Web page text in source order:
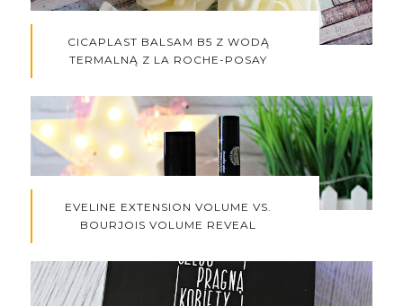
CICAPLAST BALSAM B5 Z WODĄ
TERMALNĄ Z LA ROCHE-POSAY
EVELINE EXTENSION VOLUME VS.
BOURJOIS VOLUME REVEAL